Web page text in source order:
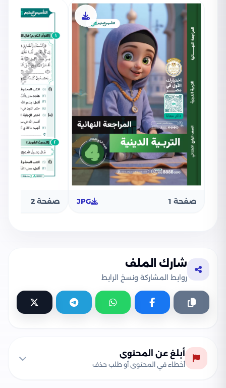
صفحة 1 JPG صفحة 2
شارك الملف
روابط المشاركة ونسخ الرابط
أبلغ عن المحتوى
أخطاء في المحتوى أو طلب حذف